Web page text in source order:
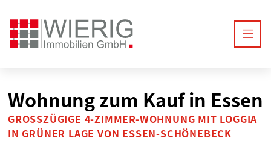
Wohnung zum Kauf in Essen
GROSSZÜGIGE 4-ZIMMER-WOHNUNG MIT LOGGIA I
N GRÜNER LAGE VON ESSEN-SCHÖNEBECK